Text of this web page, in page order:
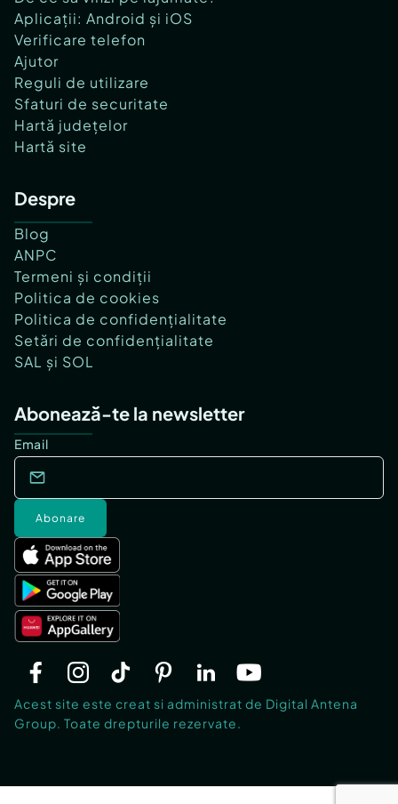
Aplicații: Android și iOS
Verificare telefon
Ajutor
Reguli de utilizare
Sfaturi de securitate
Hartă județelor
Hartă site
Despre
Blog
ANPC
Termeni și condiții
Politica de cookies
Politica de confidențialitate
Setări de confidențialitate
SAL și SOL
Abonează-te la newsletter
Email
Abonare
Acest site este creat si administrat de Digital Antena
Group. Toate drepturile rezervate.